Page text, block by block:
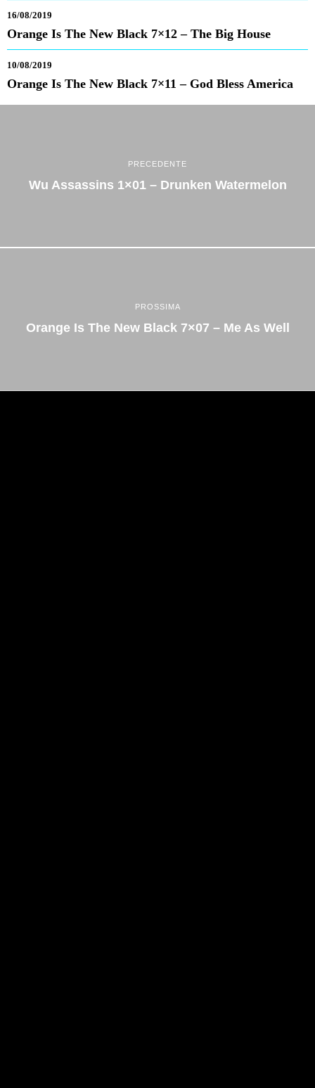
16/08/2019
Orange Is The New Black 7×12 – The Big House
10/08/2019
Orange Is The New Black 7×11 – God Bless America
PRECEDENTE
Wu Assassins 1×01 – Drunken Watermelon
PROSSIMA
Orange Is The New Black 7×07 – Me As Well